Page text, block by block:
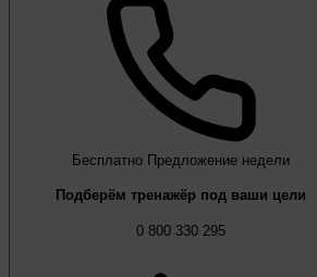
Бесплатно Предложение недели
Подберём тренажёр под ваши цели
0 800 330 295